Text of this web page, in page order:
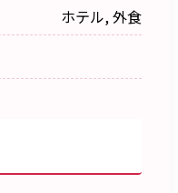
ホテル, 外食